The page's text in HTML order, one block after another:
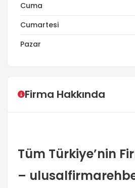
Firma Hakkında
Tüm Türkiye’nin
–
Cuma
Cumartesi
Pazar